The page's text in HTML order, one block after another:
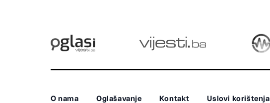
O nama Oglašavanje Kontakt Uslovi korištenja